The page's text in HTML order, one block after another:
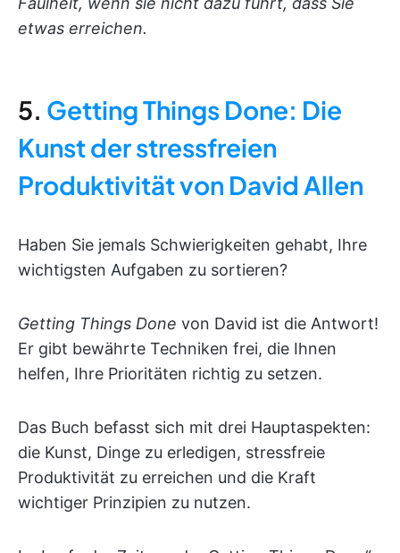
etwas erreichen.
5. Getting Things Done: Die
Kunst der stressfreien
Produktivität von David Allen
Haben Sie jemals Schwierigkeiten gehabt, Ihre
wichtigsten Aufgaben zu sortieren?
Getting Things Done von David ist die Antwort!
Er gibt bewährte Techniken frei, die Ihnen
helfen, Ihre Prioritäten richtig zu setzen.
Das Buch befasst sich mit drei Hauptaspekten:
die Kunst, Dinge zu erledigen, stressfreie
Produktivität zu erreichen und die Kraft
wichtiger Prinzipien zu nutzen.